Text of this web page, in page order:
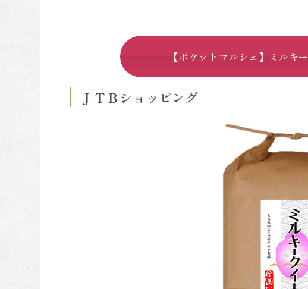
【ポケットマルシェ】ミルキ
ＪＴＢショッピング